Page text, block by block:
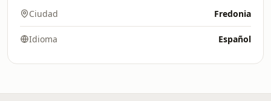
Ciudad Fredonia
Idioma Español